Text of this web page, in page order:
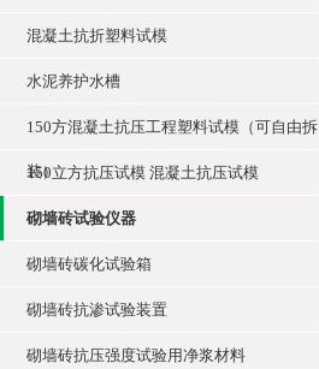
混凝土抗折塑料试模
水泥养护水槽
150方混凝土抗压工程塑料试模（可自由拆
装）
150立方抗压试模 混凝土抗压试模
砌墙砖试验仪器
砌墙砖碳化试验箱
砌墙砖抗渗试验装置
砌墙砖抗压强度试验用净浆材料